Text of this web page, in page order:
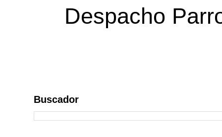
Despacho
Buscador